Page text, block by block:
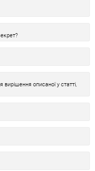
описаної у статті,